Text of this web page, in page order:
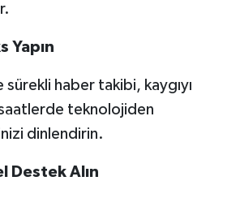
Yapın
haber takibi, kaygıyı
teknolojiden
dinlendirin.
Destek Alın